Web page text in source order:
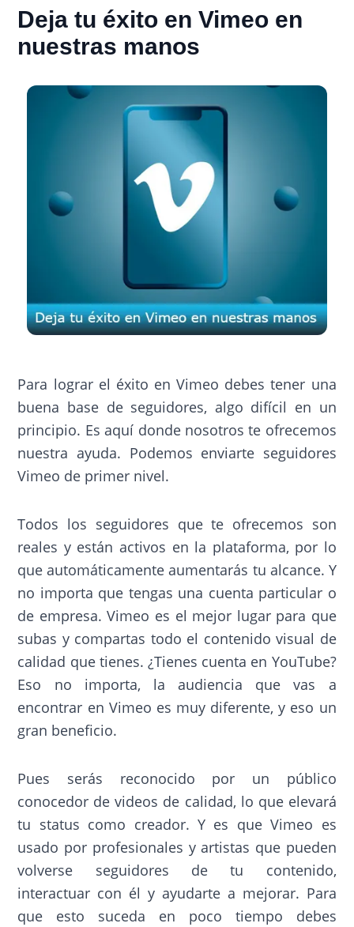
Deja tu éxito en Vimeo en
nuestras manos
Para lograr el éxito en Vimeo debes tener una
buena base de seguidores, algo difícil en un
principio. Es aquí donde nosotros te ofrecemos
nuestra ayuda. Podemos enviarte seguidores
Vimeo de primer nivel.
Todos los seguidores que te ofrecemos son
reales y están activos en la plataforma, por lo
que automáticamente aumentarás tu alcance. Y
no importa que tengas una cuenta particular o
de empresa. Vimeo es el mejor lugar para que
subas y compartas todo el contenido visual de
calidad que tienes. ¿Tienes cuenta en YouTube?
Eso no importa, la audiencia que vas a
encontrar en Vimeo es muy diferente, y eso un
gran beneficio.
Pues serás reconocido por un público
conocedor de videos de calidad, lo que elevará
tu status como creador. Y es que Vimeo es
usado por profesionales y artistas que pueden
volverse seguidores de tu contenido,
interactuar con él y ayudarte a mejorar. Para
que esto suceda en poco tiempo debes